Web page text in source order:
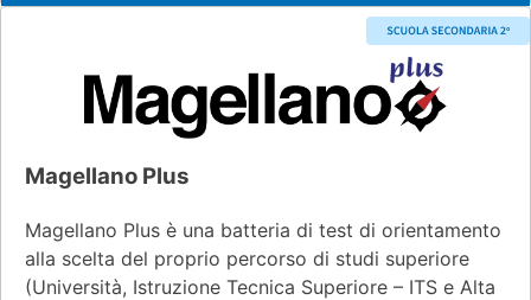
Magellano Plus
Magellano Plus è una batteria di test di orientamento
alla scelta del proprio percorso di studi superiore
(Università, Istruzione Tecnica Superiore – ITS e Alta